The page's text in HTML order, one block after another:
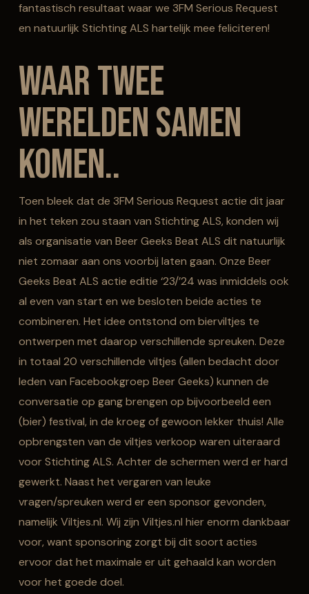
fantastisch resultaat waar we 3FM Serious Request
en natuurlijk Stichting ALS hartelijk mee feliciteren!
Waar twee
werelden samen
komen..
Toen bleek dat de 3FM Serious Request actie dit jaar
in het teken zou staan van Stichting ALS, konden wij
als organisatie van Beer Geeks Beat ALS dit natuurlijk
niet zomaar aan ons voorbij laten gaan. Onze Beer
Geeks Beat ALS actie editie ‘23/’24 was inmiddels ook
al even van start en we besloten beide acties te
combineren. Het idee ontstond om bierviltjes te
ontwerpen met daarop verschillende spreuken. Deze
in totaal 20 verschillende viltjes (allen bedacht door
leden van Facebookgroep Beer Geeks) kunnen de
conversatie op gang brengen op bijvoorbeeld een
(bier) festival, in de kroeg of gewoon lekker thuis! Alle
opbrengsten van de viltjes verkoop waren uiteraard
voor Stichting ALS. Achter de schermen werd er hard
gewerkt. Naast het vergaren van leuke
vragen/spreuken werd er een sponsor gevonden,
namelijk Viltjes.nl. Wij zijn Viltjes.nl hier enorm dankbaar
voor, want sponsoring zorgt bij dit soort acties
ervoor dat het maximale er uit gehaald kan worden
voor het goede doel.